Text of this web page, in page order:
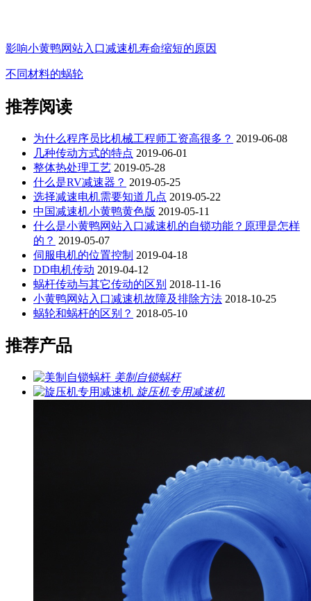
影响小黄鸭网站入口减速机寿命缩短的原因
不同材料的蜗轮
推荐阅读
为什么程序员比机械工程师工资高很多？ 2019-06-08
几种传动方式的特点 2019-06-01
整体热处理工艺 2019-05-28
什么是RV减速器？ 2019-05-25
选择减速电机需要知道几点 2019-05-22
中国减速机小黄鸭黄色版 2019-05-11
什么是小黄鸭网站入口减速机的自锁功能？原理是怎样
的？ 2019-05-07
伺服电机的位置控制 2019-04-18
DD电机传动 2019-04-12
蜗杆传动与其它传动的区别 2018-11-16
小黄鸭网站入口减速机故障及排除方法 2018-10-25
蜗轮和蜗杆的区别？ 2018-05-10
推荐产品
美制自锁蜗杆
旋压机专用减速机